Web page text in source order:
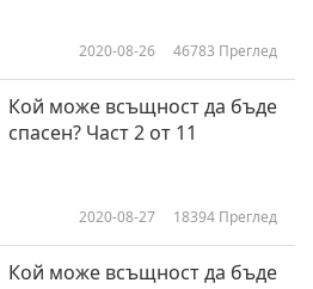
2020-08-26 46783 Преглед
Кой може всъщност да бъде
спасен? Част 2 от 11
2020-08-27 18394 Преглед
Кой може всъщност да бъде